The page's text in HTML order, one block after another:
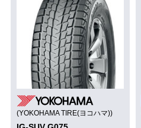
(YOKOHAMA TIRE(ヨコハマ))